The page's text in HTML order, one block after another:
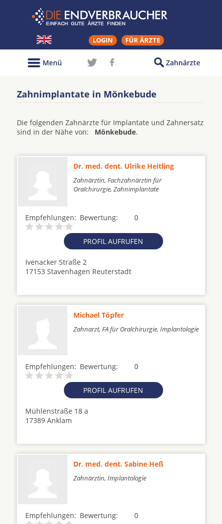
LOGIN FÜR ÄRZTE
Zahnärzte
Menü
Zahnimplantate in Mönkebude
Die folgenden Zahnärzte für Implantate und Zahnersatz
sind in der Nähe von: Mönkebude.
Dr. med. dent. Ulrike Heitling
Zahnärztin, Fachzahnärztin für
Oralchirurgie, Zahnimplantate
Empfehlungen: 0
Bewertung:
PROFIL AUFRUFEN
Ivenacker Straße 2
17153 Stavenhagen Reuterstadt
Michael Töpfer
Zahnarzt, FA für Oralchirurgie, Implantologie
Empfehlungen: 0
Bewertung:
PROFIL AUFRUFEN
Mühlenstraße 18 a
17389 Anklam
Dr. med. dent. Sabine Heß
Zahnärztin, Implantologie
Empfehlungen: 0
Bewertung: